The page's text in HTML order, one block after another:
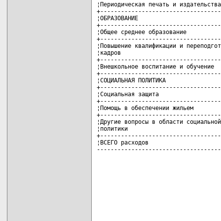
¦Периодическая печать и
¦ОБРАЗОВАНИЕ
¦Общее среднее образование
¦Повышение квалификации и
¦кадров
¦Внешкольное воспитание и
¦СОЦИАЛЬНАЯ ПОЛИТИКА
¦Социальная защита
¦Помощь в обеспечении жильем
¦Другие вопросы в области
¦политики
¦ВСЕГО расходов